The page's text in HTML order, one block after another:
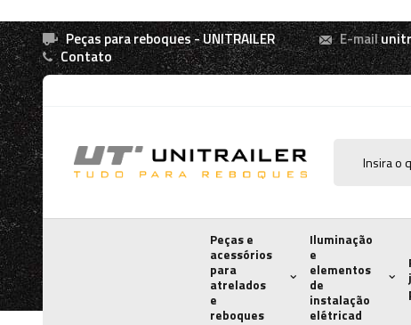
Peças para reboques - UNITRAILER E-mail
Contato
Peças e
acessórios
para
atrelados
e
reboques
Iluminação
e
elementos
de
instalação
elétricad